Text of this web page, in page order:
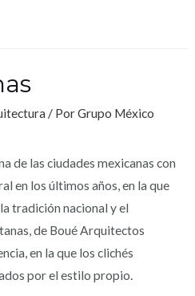
/ PorGrupo México
de las ciudades mexicanas con
en los últimos años, en la que
tradición nacional y el
de Boué Arquitectos
en la que los clichés
por el estilo propio.